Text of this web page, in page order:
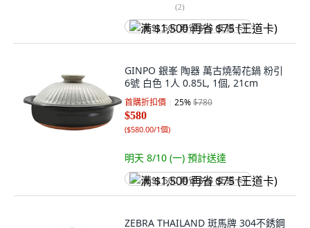
(2)
满 $1,500 再省 $75 (王道卡)
GINPO 銀峯 陶器 萬古燒菊花鍋 粉引
6號 白色 1人 0.85L, 1個, 21cm
首購折扣價 25%$780
$580
($580.00/1個)
明天 8/10 (一) 預計送達
满 $1,500 再省 $75 (王道卡)
ZEBRA THAILAND 斑馬牌 304不銹鋼